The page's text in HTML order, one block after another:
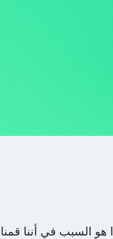
السبب في أننا قمنا